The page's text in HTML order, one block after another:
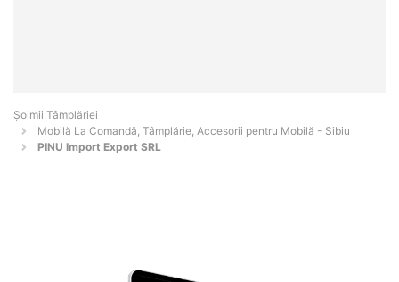
Șoimii Tâmplăriei
Mobilă La Comandă, Tâmplărie, Accesorii pentru Mobilă - Sibiu
PINU Import Export SRL